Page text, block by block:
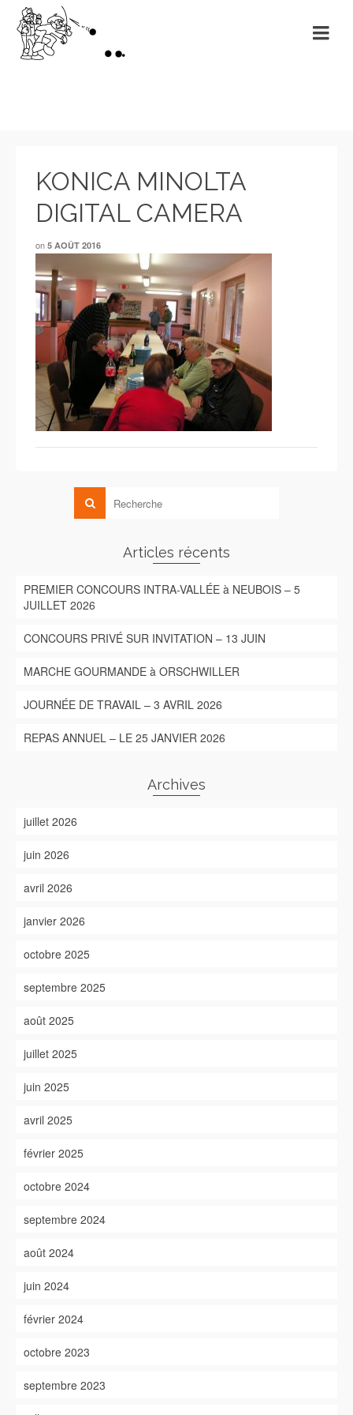
KONICA MINOLTA
DIGITAL CAMERA
on 5 AOÛT 2016
Articles récents
PREMIER CONCOURS INTRA-VALLÉE à NEUBOIS – 5
JUILLET 2026
CONCOURS PRIVÉ SUR INVITATION – 13 JUIN
MARCHE GOURMANDE à ORSCHWILLER
JOURNÉE DE TRAVAIL – 3 AVRIL 2026
REPAS ANNUEL – LE 25 JANVIER 2026
Archives
juillet 2026
juin 2026
avril 2026
janvier 2026
octobre 2025
septembre 2025
août 2025
juillet 2025
juin 2025
avril 2025
février 2025
octobre 2024
septembre 2024
août 2024
juin 2024
février 2024
octobre 2023
septembre 2023